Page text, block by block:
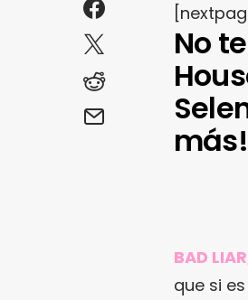
No
más!
BAD
que si